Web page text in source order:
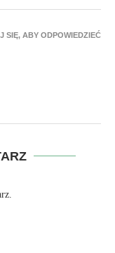
SIĘ, ABY ODPOWIEDZIEĆ